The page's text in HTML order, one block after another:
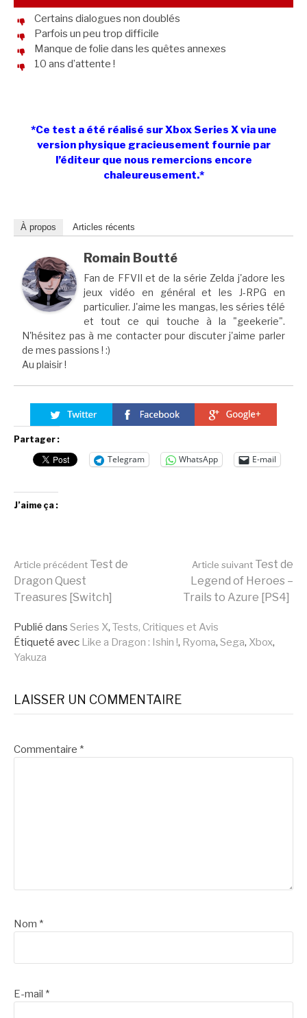
Certains dialogues non doublés
Parfois un peu trop difficile
Manque de folie dans les quêtes annexes
10 ans d’attente !
*Ce test a été réalisé sur Xbox Series X via une
version physique gracieusement fournie par
l’éditeur que nous remercions encore
chaleureusement.*
À propos Articles récents
Romain Boutté
Fan de FFVII et de la série Zelda j'adore les
jeux vidéo en général et les J-RPG en
particulier. J'aime les mangas, les séries télé
et tout ce qui touche à la "geekerie".
N'hésitez pas à me contacter pour discuter j'aime parler
de mes passions ! :)
Au plaisir !
Partager :
Telegram WhatsApp E-mail
J’aime ça :
Lire
la
suite
Article précédent Test de
Dragon Quest
Treasures [Switch]
Article suivant Test de
Legend of Heroes –
Trails to Azure [PS4]
Publié dans Series X, Tests, Critiques et Avis
Étiqueté avec Like a Dragon : Ishin !, Ryoma, Sega, Xbox,
Yakuza
LAISSER UN COMMENTAIRE
Commentaire *
Nom *
E-mail *